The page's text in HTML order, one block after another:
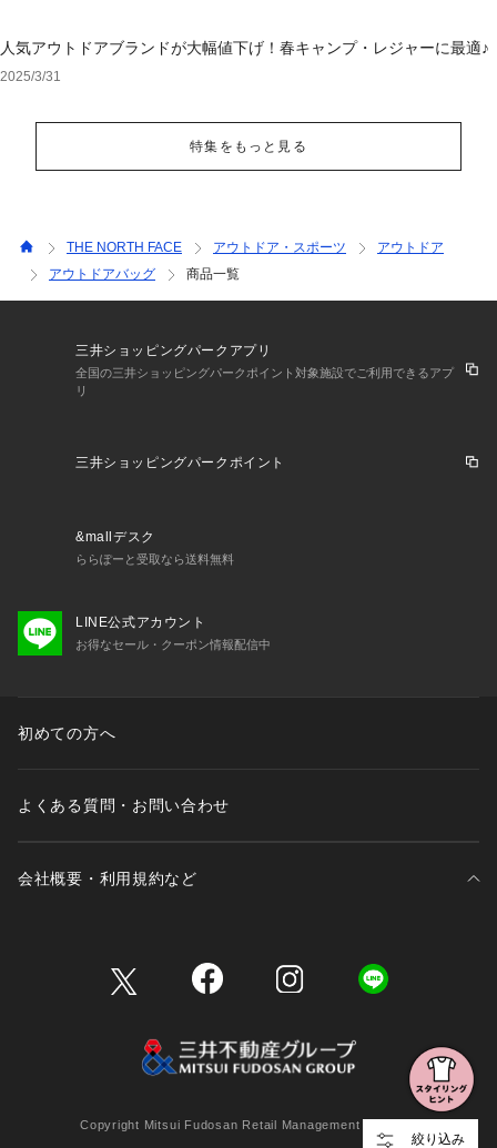
人気アウトドアブランドが大幅値下げ！春キャンプ・レジャーに最適♪
2025/3/31
特集をもっと見る
絞り込み
THE NORTH FACE アウトドア・スポーツ
アウトドア
アウトドアバッグ
商品一覧
三井ショッピングパークアプリ
全国の三井ショッピングパークポイント対象施設でご利用できるアプ
リ
三井ショッピングパークポイント
&mallデスク
ららぽーと受取なら送料無料
LINE公式アカウント
お得なセール・クーポン情報配信中
初めての方へ
よくある質問・お問い合わせ
会社概要・利用規約など
Copyright Mitsui Fudosan Retail Management Co., Ltd.